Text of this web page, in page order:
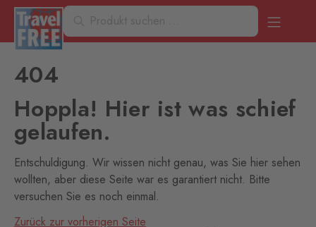
404
Hoppla! Hier ist was schief
gelaufen.
Entschuldigung. Wir wissen nicht genau, was Sie hier sehen
wollten, aber diese Seite war es garantiert nicht. Bitte
versuchen Sie es noch einmal.
Zurück zur vorherigen Seite